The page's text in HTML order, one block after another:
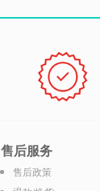
售后服务
售后政策